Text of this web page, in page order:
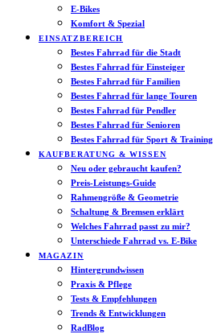
E-Bikes
Komfort & Spezial
EINSATZBEREICH
Bestes Fahrrad für die Stadt
Bestes Fahrrad für Einsteiger
Bestes Fahrrad für Familien
Bestes Fahrrad für lange Touren
Bestes Fahrrad für Pendler
Bestes Fahrrad für Senioren
Bestes Fahrrad für Sport & Training
KAUFBERATUNG & WISSEN
Neu oder gebraucht kaufen?
Preis-Leistungs-Guide
Rahmengröße & Geometrie
Schaltung & Bremsen erklärt
Welches Fahrrad passt zu mir?
Unterschiede Fahrrad vs. E-Bike
MAGAZIN
Hintergrundwissen
Praxis & Pflege
Tests & Empfehlungen
Trends & Entwicklungen
RadBlog